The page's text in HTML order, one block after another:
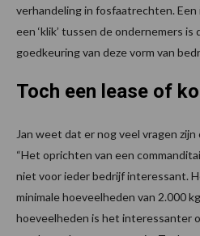
verhandeling in fosfaatrechten.
een ‘klik’ tussen de ondernemers
goedkeuring van deze vorm van
Toch een lease of
Jan weet dat er nog veel vragen
“Het oprichten van een
niet voor ieder bedrijf interessant.
minimale hoeveelheden van 2.000
hoeveelheden is het interessanter